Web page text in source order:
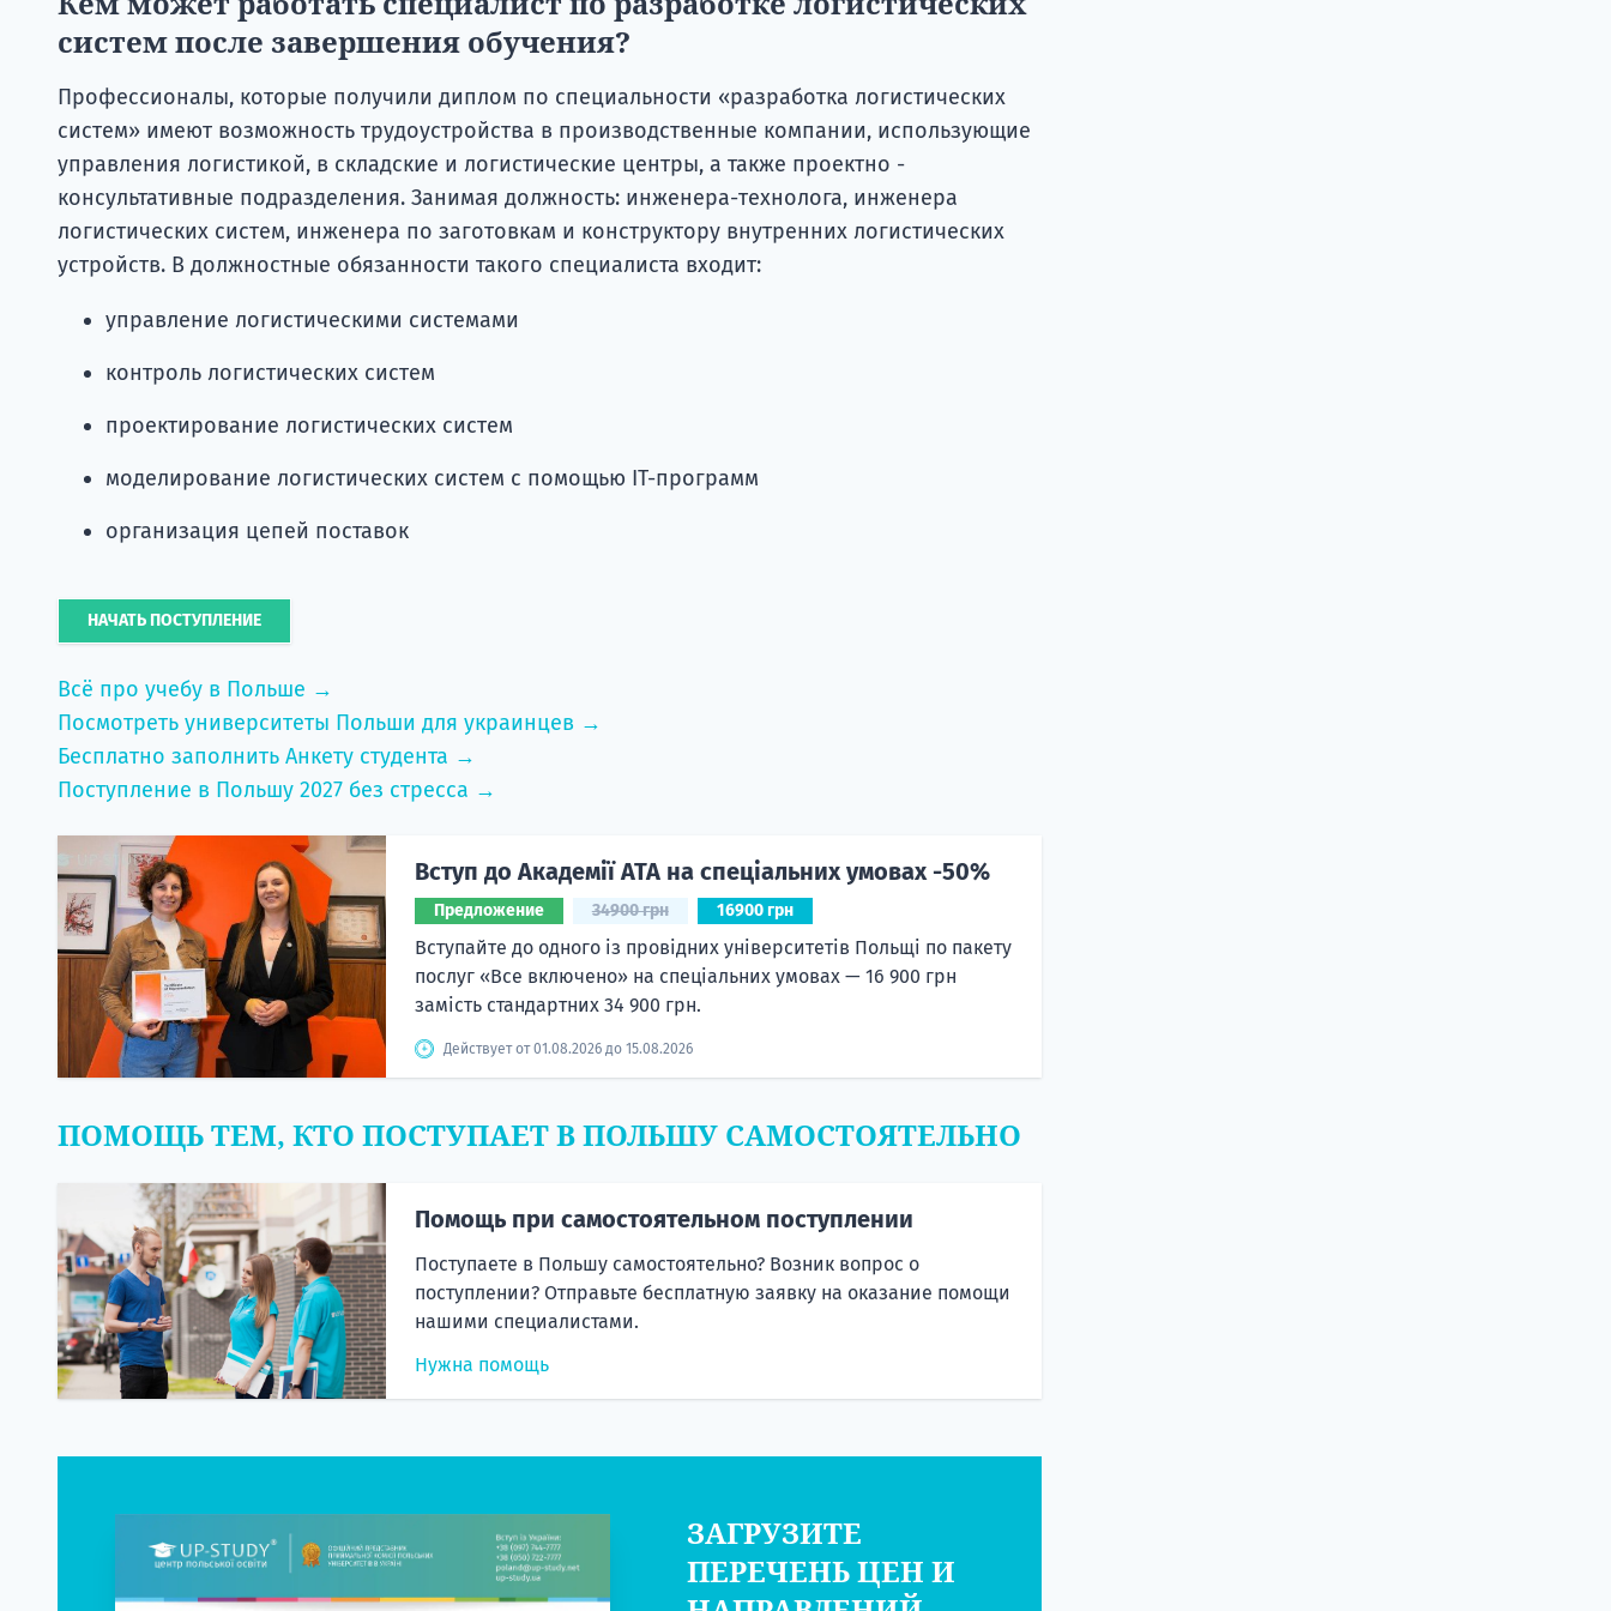
систем после завершения обучения?
Профессионалы, которые получили диплом по специальности «разработка логистических
систем» имеют возможность трудоустройства в производственные компании, использующие
управления логистикой, в складские и логистические центры, а также проектно -
консультативные подразделения. Занимая должность: инженера-технолога, инженера
логистических систем, инженера по заготовкам и конструктору внутренних логистических
устройств. В должностные обязанности такого специалиста входит:
управление логистическими системами
контроль логистических систем
проектирование логистических систем
моделирование логистических систем с помощью IТ-программ
организация цепей поставок
НАЧАТЬ ПОСТУПЛЕНИЕ
Всё про учебу в Польше →
Посмотреть университеты Польши для украинцев →
Бесплатно заполнить Анкету студента →
Поступление в Польшу 2027 без стресса →
Вступ до Академії ATA на спеціальних умовах -50%
Предложение 34900 грн 16900 грн
Вступайте до одного із провідних університетів Польщі по пакету
послуг «Все включено» на спеціальних умовах — 16 900 грн
замість стандартних 34 900 грн.
Действует от 01.08.2026 до 15.08.2026
ПОМОЩЬ ТЕМ, КТО ПОСТУПАЕТ В ПОЛЬШУ САМОСТОЯТЕЛЬНО
Помощь при самостоятельном поступлении
Поступаете в Польшу самостоятельно? Возник вопрос о
поступлении? Отправьте бесплатную заявку на оказание помощи
нашими специалистами.
Нужна помощь
ЗАГРУЗИТЕ
ПЕРЕЧЕНЬ ЦЕН И